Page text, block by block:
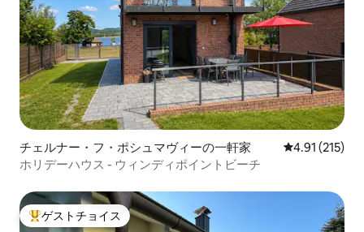
チェルナー・フ・ポシュマヴィーの一軒家 レビュー215
4.91 (215)
ホリデーハウス - ウィンディポイントビーチ
大好評のゲストチョイスです。
ゲストチョイス